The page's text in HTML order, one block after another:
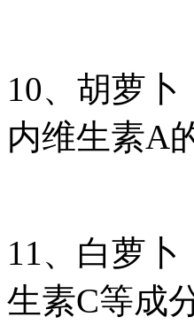
10、胡萝
内维生素A
11、白萝
生素C等成